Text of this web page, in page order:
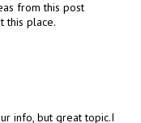
from this post
this place.
info, but great topic.I